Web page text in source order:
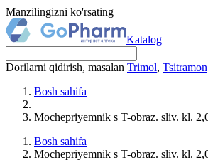
Manzilingizni ko'rsating
Katalog
Dorilarni qidirish, masalan Trimol, Tsitramon
Bosh sahifa
Mochepriyemnik s T-obraz. sliv. kl.
Bosh sahifa
Mochepriyemnik s T-obraz. sliv. kl.